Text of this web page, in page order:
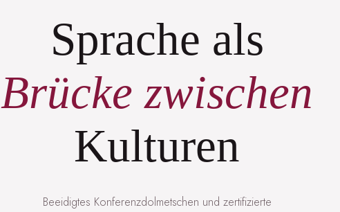
Sprache als
Brücke zwischen
Kulturen
Beeidigtes Konferenzdolmetschen und zertifizierte